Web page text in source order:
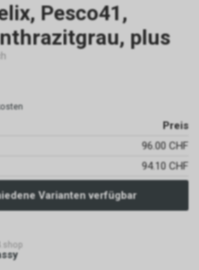
Pesco41,
plus
Preis
96.00 CHF
94.10 CHF
Varianten verfügbar